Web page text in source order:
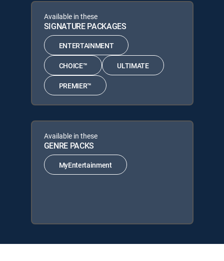
Available in these
SIGNATURE PACKAGES
ENTERTAINMENT
CHOICE™ ULTIMATE
PREMIER™
Available in these
GENRE PACKS
MyEntertainment